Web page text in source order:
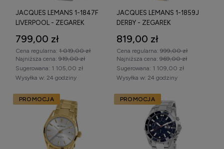
JACQUES LEMANS 1-1847F
LIVERPOOL - ZEGAREK
799,00 zł
Cena regularna: 1 019,00 zł
Najniższa cena: 919,00 zł
Wysyłka w: 24 godziny
Sugerowana: 1 105,00 zł
JACQUES LEMANS 1-1859J
DERBY - ZEGAREK
819,00 zł
Cena regularna: 999,00 zł
Najniższa cena: 969,00 zł
Wysyłka w: 24 godziny
Sugerowana: 1 109,00 zł
PROMOCJA PROMOCJA